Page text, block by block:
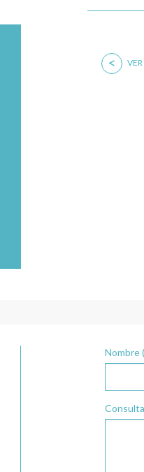
<
Nombre
Consulta